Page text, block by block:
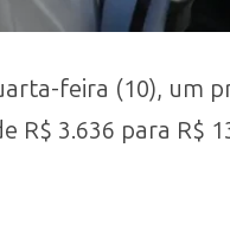
feira (10), um
R$ 3.636 para R$